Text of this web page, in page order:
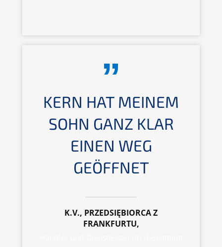
KERN HAT MEINEM
SOHN GANZ KLAR
EINEN WEG
GEÖFFNET
K.V., PRZEDSIĘBIORCA Z
FRANKFURTU,